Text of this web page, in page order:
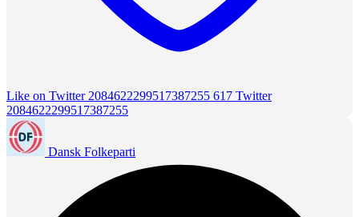
Like on Twitter 2084622299517387255 617 Twitter
2084622299517387255
Dansk Folkeparti